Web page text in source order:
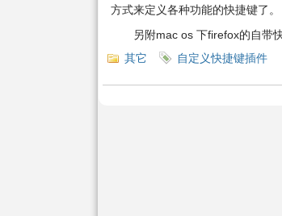
方式来定义各种功能的快捷键了。
另附mac os 下firefox的自带
其它
自定义快捷键插件